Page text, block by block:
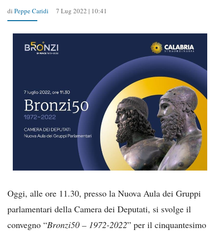
di Peppe Caridi 7 Lug 2022 | 10:41
Oggi, alle ore 11.30, presso la Nuova Aula dei Gruppi
parlamentari della Camera dei Deputati, si svolge il
convegno “Bronzi50 – 1972-2022” per il cinquantesimo